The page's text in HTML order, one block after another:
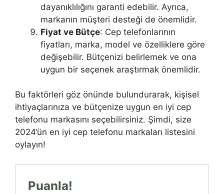
dayanıklılığını garanti edebilir. Ayrıca,
markanın müşteri desteği de önemlidir.
Fiyat ve Bütçe: Cep telefonlarının
fiyatları, marka, model ve özelliklere göre
değişebilir. Bütçenizi belirlemek ve ona
uygun bir seçenek araştırmak önemlidir.
Bu faktörleri göz önünde bulundurarak, kişisel
ihtiyaçlarınıza ve bütçenize uygun en iyi cep
telefonu markasını seçebilirsiniz. Şimdi, size
2024’ün en iyi cep telefonu markaları listesini
oylayın!
Puanla!